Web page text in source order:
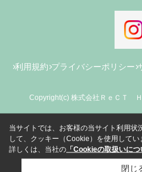
利用規約 プライバシーポリシー
Copyright(c) 株式会社ＲｅＣＴ
当サイトでは、お客様の当サイト利用状
して、クッキー（Cookie）を使用してい
詳しくは、当社の 「Cookieの取扱いにつ
閉じ